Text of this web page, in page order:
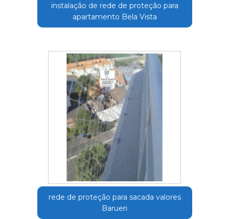
instalação de rede de proteção para
apartamento Bela Vista
rede de proteção para sacada valores
Barueri